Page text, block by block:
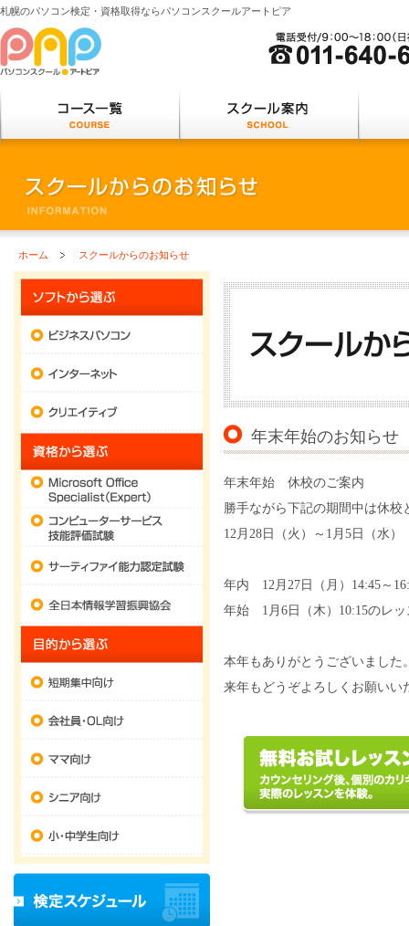
札幌のパソコン検定・資格取得ならパソコンスクールアートピア
ホーム スクールからのお知らせ
ソフトウェアから選ぶ
ビジネスパソコン
インターネット
クリエイティブ
資格から選ぶ
Microsoft Office Specialist (Expert)
コンピューターサービス技能評価試験
全日本情報学習振興協会
短期集中向け
年末年始のお知らせ
年末年始 休校のご案内
勝手ながら下記の期間中は休校
12月28日（火）～1月5日（水）
年内 12月27日（月）14:45～
年始 1月6日（木）10:15のレッ
本年もありがとうございました
来年もどうぞよろしくお願いい